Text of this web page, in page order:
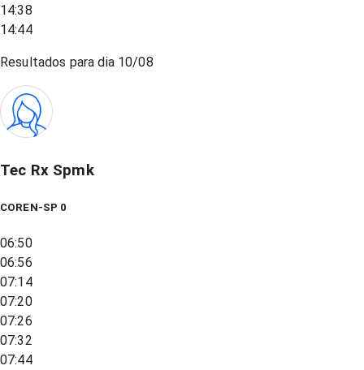
14:38
14:44
Resultados para dia 10/08
Tec Rx Spmk
COREN-SP 0
06:50
06:56
07:14
07:20
07:26
07:32
07:44